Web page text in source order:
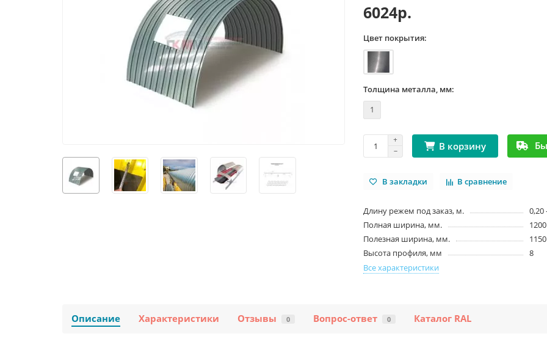
6024р.
Цвет покрытия:
Толщина металла, мм:
1
В корзину
В закладки В сравнение
Длину режем под заказ, м.
0,20
Полная ширина, мм.
1200
Полезная ширина, мм.
1150
Высота профиля, мм
8
Все характеристики
Описание Характеристики Отзывы 0 Вопрос-ответ 0 Каталог RAL